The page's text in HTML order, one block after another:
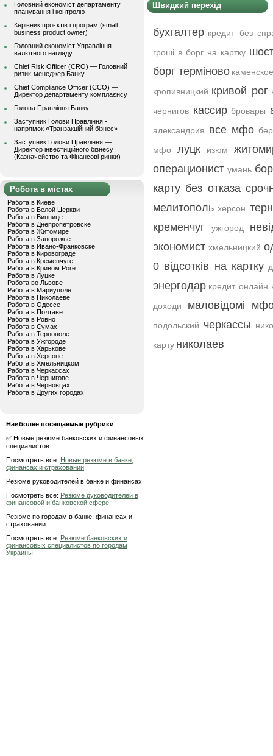
Головний економіст департаменту
планування і контролю
Керівник проєктів і програм (small
business product owner)
Головний економіст Управління
валютного нагляду
Chief Risk Officer (CRO) — Головний
ризик-менеджер Банку
Chief Compliance Officer (CCO) —
Директор департаменту комплаєнсу
Голова Правління Банку
Заступник Голови Правління -
напрямок «Транзакційний бізнес»
Заступник Голови Правління —
Директор інвестиційного бізнесу
(Казначейство та Фінансові ринки)
Робота в містах
Работа в Киеве
Работа в Белой Церкви
Работа в Виннице
Работа в Днепропетровске
Работа в Житомире
Работа в Запорожье
Работа в Ивано-Франковске
Работа в Кировограде
Работа в Кременчуге
Работа в Кривом Роге
Работа в Луцке
Работа во Львове
Работа в Мариуполе
Работа в Николаеве
Работа в Одессе
Работа в Полтаве
Работа в Ровно
Работа в Сумах
Работа в Тернополе
Работа в Ужгороде
Работа в Харькове
Работа в Херсоне
Работа в Хмельницком
Работа в Черкассах
Работа в Чернигове
Работа в Черновцах
Работа в Других городах
Наиболее посещаемые рубрики
✅ Новые резюме банковских и финансовых
специалистов
Посмотреть все: Новые резюме в банке,
финансах и страховании
Резюме руководителей в банке и финансах
Посмотреть все: Резюме руководителей в
финансовой и банковской сфере
Резюме по городам в банке, финансах и
страховании
Посмотреть все: Резюме банковских и
финансовых специалистов по городам
Украины
Швидкий перехід
бухгалтер кредит без
гроші в борг на картку
борг терміново каменское
кропивницкий кривой рог
чернигов кассир бровары
александрия все мфо
мфо
луцк изюм
операционист умань
карту без отказа
мелитополь херсон
кременчуг
ужгород
экономист хмельницкий
0 відсотків на картку
энергодар кредит онлайн
доходи
маловідомі
подольский черкассы
карту николаев